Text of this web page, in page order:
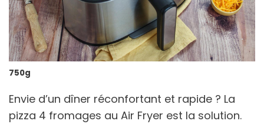
750g
Envie d’un dîner réconfortant et rapide ? La
pizza 4 fromages au Air Fryer est la solution.